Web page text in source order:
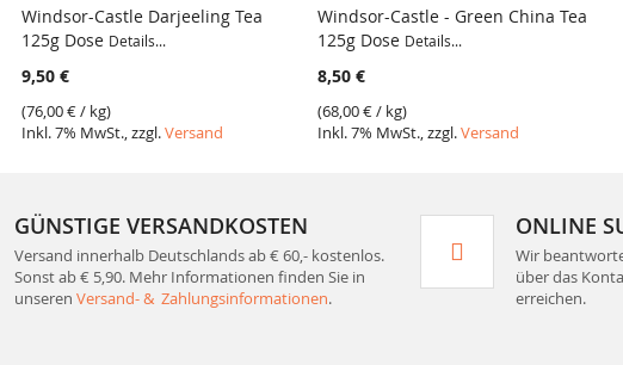
Windsor-Castle Darjeeling Tea
125g Dose Details...
9,50 €
(76,00 €/ kg)
Inkl. 7% MwSt., zzgl.Versand
Windsor-Castle - Green China Tea
125g Dose Details...
8,50 €
(68,00 €/ kg)
Inkl. 7% MwSt., zzgl.Versand
GÜNSTIGE VERSANDKOSTEN
Versand innerhalb Deutschlands ab € 60,- kostenlos.
Sonst ab € 5,90. Mehr Informationen finden Sie in
unseren Versand- & Zahlungsinformationen.
ONLINE
Wir
über das
erreichen.